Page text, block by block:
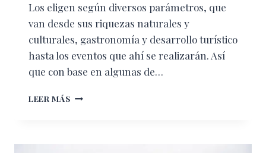
Los eligen según diversos parámetros, que
van desde sus riquezas naturales y
culturales, gastronomía y desarrollo turístico
hasta los eventos que ahí se realizarán. Así
que con base en algunas de…
LEER MÁS LOS